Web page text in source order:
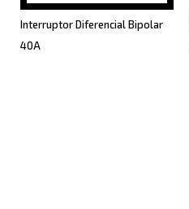
Interruptor Diferencial Bipolar
40A